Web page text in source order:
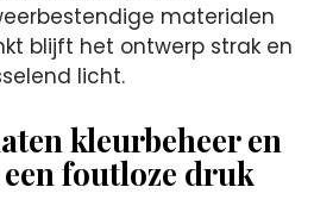
materialen
blijft het ontwerp strak en
licht.
kleurbeheer en
foutloze druk